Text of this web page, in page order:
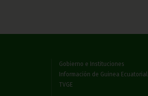
Gobierno e Instituciones
Información de Guinea Ecuatorial
TVGE